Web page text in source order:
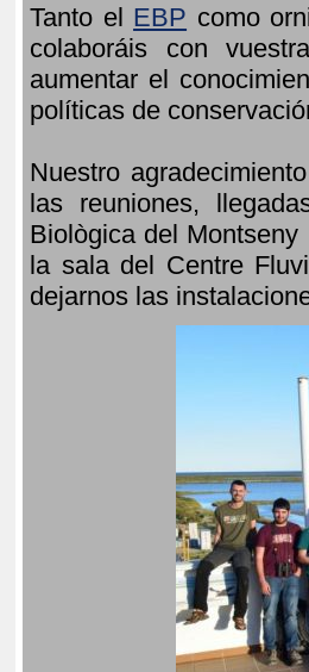
Tanto el EBP como
colaboráis con
aumentar el
políticas de
Nuestro
las reuniones,
Biològica del
la sala del Centre
dejarnos las